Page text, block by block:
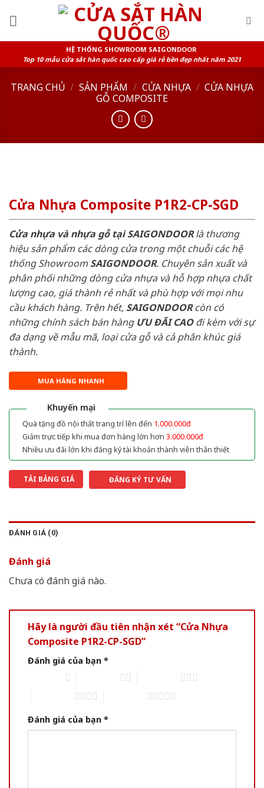
HỆ THỐNG SHOWROOM SAIGONDOOR
Top 10 mẫu cửa sắt hàn quốc cao cấp giá rẻ bền đẹp nhất năm 2021
TRANG CHỦ / SẢN PHẨM / CỬA NHỰA / CỬA NHỰA
GỖ COMPOSITE
Cửa Nhựa Composite P1R2-CP-SGD
Cửa nhựa và nhựa gỗ tại SAIGONDOORlà thương
hiệu sản phẩm các dòng cửa trong một chuỗi các hệ
thống ShowroomSAIGONDOOR. Chuyên sản xuất và
phân phối những dòng cửa nhựa và hỗ hợp nhựa chất
lượng cao, giá thành rẻ nhất và phù hợp với mọi nhu
cầu khách hàng. Trên hết, SAIGONDOORcòn có
những chính sách bán hàng ƯU ĐÃI CAOđi kèm với sự
đa dạng về mẫu mã, loại cửa gỗ và cả phân khúc giá
thành.
MUA HÀNG NHANH
Khuyến mại
Quà tặng đồ nội thất trang trí lên đến 1.000.000đ
Giảm trực tiếp khi mua đơn hàng lớn hơn 3.000.000đ
Nhiều ưu đãi lớn khi đăng ký tài khoản thành viên thân thiết
TẢI BẢNG GIÁ ĐĂNG KÝ TƯ VẤN
ĐÁNH GIÁ (0)
Đánh giá
Chưa có đánh giá nào.
Hãy là người đầu tiên nhận xét “Cửa Nhựa
Composite P1R2-CP-SGD”
Đánh giá của bạn *
Đánh giá của bạn *